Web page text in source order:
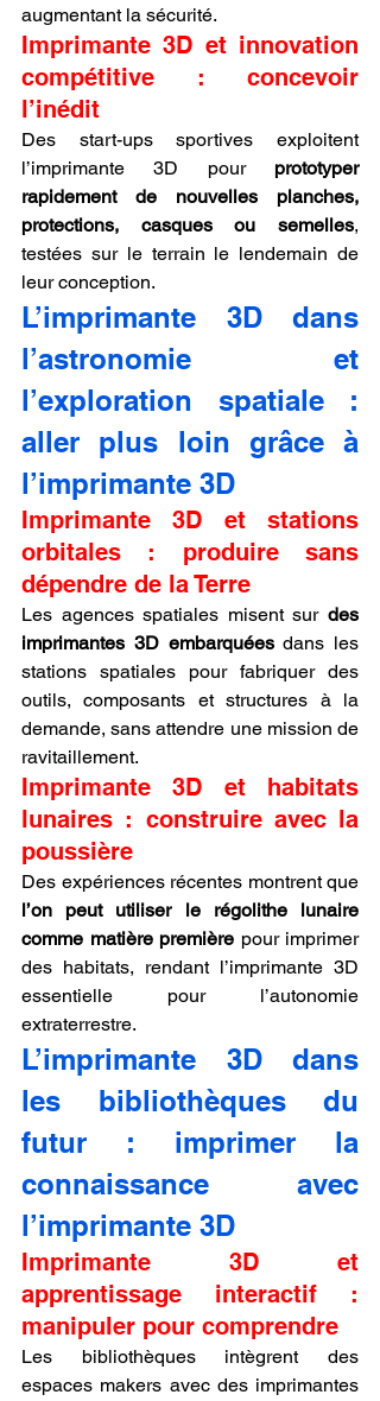
augmentant la sécurité.
Imprimante 3D et innovation
compétitive : concevoir
l’inédit
Des start-ups sportives exploitent
l’imprimante 3D pour prototyper
rapidement de nouvelles planches,
protections, casques ou semelles,
testées sur le terrain le lendemain de
leur conception.
L’imprimante 3D dans
l’astronomie et
l’exploration spatiale :
aller plus loin grâce à
l’imprimante 3D
Imprimante 3D et stations
orbitales : produire sans
dépendre de la Terre
Les agences spatiales misent sur des
imprimantes 3D embarquées dans les
stations spatiales pour fabriquer des
outils, composants et structures à la
demande, sans attendre une mission de
ravitaillement.
Imprimante 3D et habitats
lunaires : construire avec la
poussière
l’on peut utiliser le régolithe lunaire
comme matière première pour imprimer
des habitats, rendant l’imprimante 3D
essentielle pour l’autonomie
extraterrestre.
L’imprimante 3D dans
les bibliothèques du
futur : imprimer la
connaissance avec
l’imprimante 3D
Imprimante 3D et
apprentissage interactif :
manipuler pour comprendre
Les bibliothèques intègrent des
espaces makers avec des imprimantes